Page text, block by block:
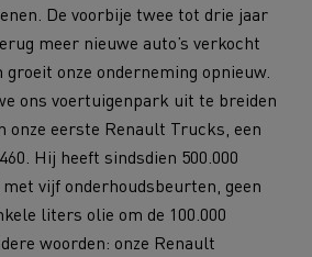
De voorbije twee tot drie jaar
meer nieuwe auto’s verkocht
groeit onze onderneming opnieuw.
ons voertuigenpark uit te breiden
onze eerste Renault Trucks, een
Hij heeft sindsdien 500.000
vijf onderhoudsbeurten, geen
liters olie om de 100.000
woorden: onze Renault